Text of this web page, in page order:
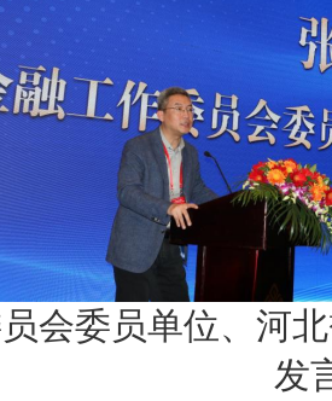
会委员单位、河
发